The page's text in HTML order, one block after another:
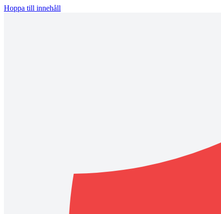
Hoppa till innehåll